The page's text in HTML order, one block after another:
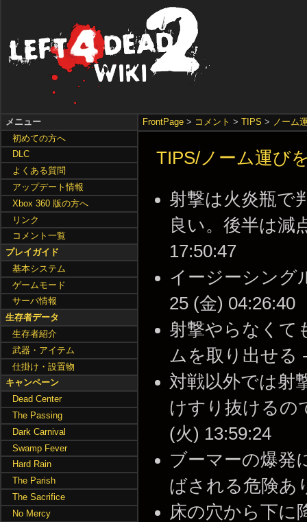
FrontPage > コメント >TIPS > ノーム
TIPS/ノーム運び
射撃は火炎瓶で
良い。後半は減
17:50:47
イージーシング
25 (金) 04:26:40
射撃やらなくて
ムを取り出せる
対戦以外では射
けすり抜けるの
(火) 13:59:24
ブーマーの爆発
ばされる危険あ
床の穴から下に
メニュー
初めての方へ
DLC
よくある質問
アップデート情報
Xbox 360 版の方へ
リンク
コメント一覧
プレイガイド
基本システム
ゲームモード
サーバ情報
生存者データ
生存者紹介
武器・アイテム
仕掛け・設置物
キャンペーン
Dead Center
The Passing
Dark Carnival
Swamp Fever
Hard Rain
The Parish
The Sacrifice
No Mercy